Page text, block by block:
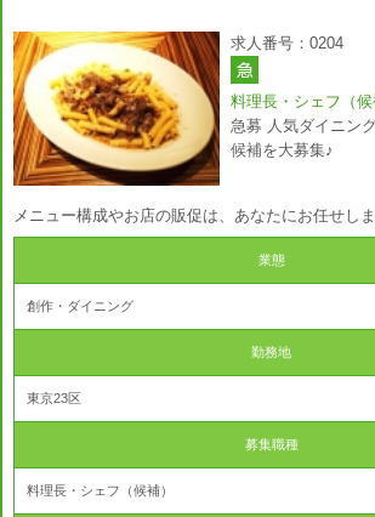
求人番号：0204
料理長・シェフ（候
急募 人気ダイニン
候補を大募集♪
メニュー構成やお店の販促は、あなたにお任せしま
業態
創作・ダイニング
勤務地
東京23区
募集職種
料理長・シェフ（候補）